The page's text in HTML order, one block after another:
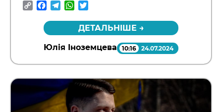
CopyFacebook
TelegramWhatsApp
ДЕТАЛЬНІШЕ →
Юлія Іноземцева 10:16 24.07.2024